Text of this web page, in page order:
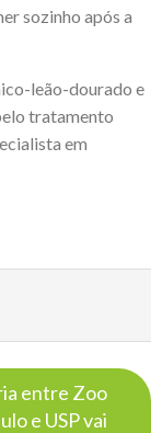
sozinho após a
leão-dourado e
tratamento
em
entre Zoo
e USP vai